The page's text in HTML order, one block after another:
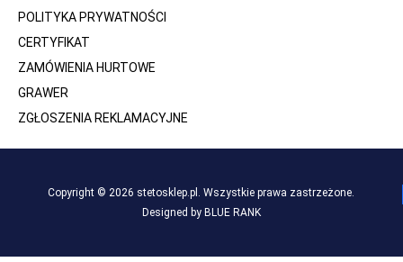
POLITYKA PRYWATNOŚCI
CERTYFIKAT
ZAMÓWIENIA HURTOWE
GRAWER
ZGŁOSZENIA REKLAMACYJNE
Copyright © 2026 stetosklep.pl. Wszystkie prawa zastrzeżone.
Designed by BLUE RANK